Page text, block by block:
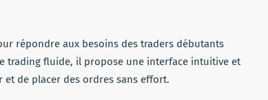
répondre aux besoins des traders débutants
trading fluide, il propose une interface intuitive et
de placer des ordres sans effort.